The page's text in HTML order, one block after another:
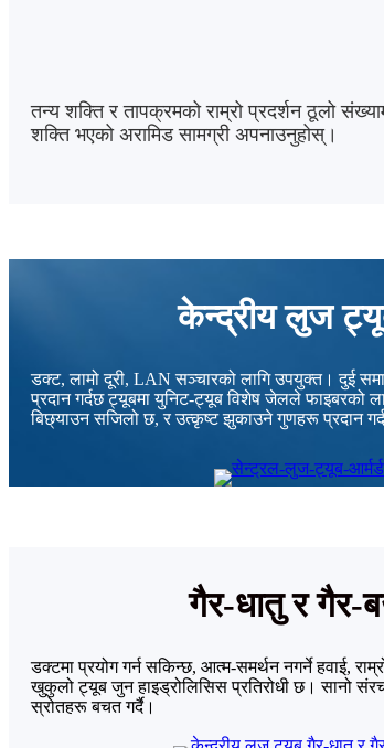
तन्य शक्ति र तापक्रमको राम्रो प्रदर्शन ठूलो
शक्ति भएको अरामिड सामग्री अपनाउनुहोस्।
केन्द्रीय लुज
डक्ट, लामो दूरी, LAN सञ्चारको लागि उपयुक्त। दुई
प्रदान गर्दछ ट्यूबमा युनिट-ट्यूब विशेष जेलले फाइबरको
बिछ्याउन सजिलो छ, र उत्कृष्ट झुकाउने गुणहरू प्रदान
गैर-धातु र
डक्टमा प्रयोग गर्न सकिन्छ, आत्म-समर्थन नगर्ने हवाई,
खुकुलो ट्यूब जुन हाइड्रोलिसिस प्रतिरोधी छ। सानो
स्रोतहरू बचत गर्दै।